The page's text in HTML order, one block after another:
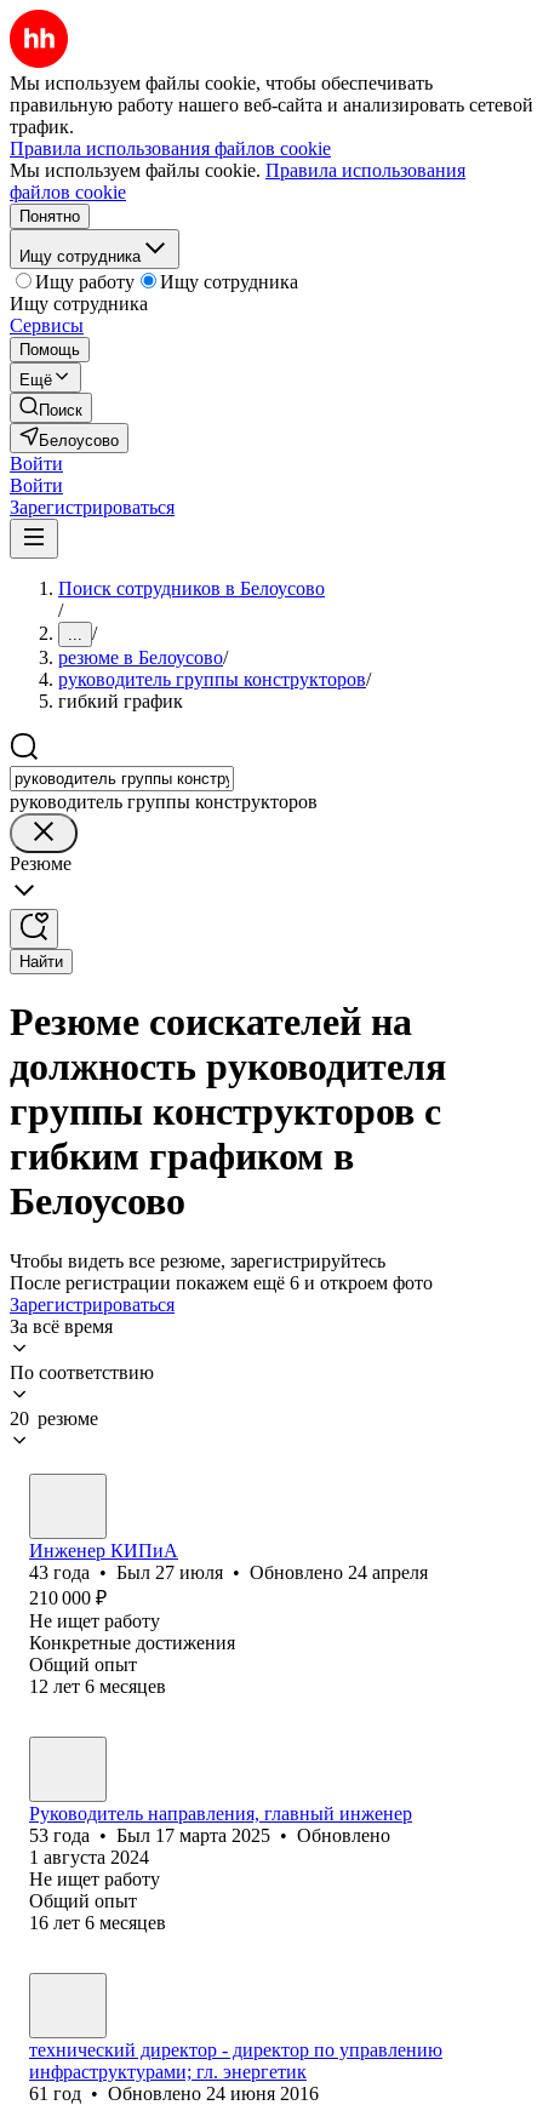
Мы используем файлы cookie, чтобы обеспечивать
правильную работу нашего веб-сайта и анализировать сетевой
трафик.
Правила использования файлов cookie
Мы используем файлы cookie. Правила использования
файлов cookie
Понятно
Ищу сотрудника
Ищу работу
Ищу сотрудника
Ищу сотрудника
Сервисы
Помощь
Ещё
Поиск
Белоусово
Войти
Войти
Зарегистрироваться
Поиск сотрудников в Белоусово
/
... /
резюме в Белоусово/
руководитель группы конструкторов/
гибкий график
руководитель группы конструкторов
Резюме
Найти
Резюме соискателей на
должность руководителя
группы конструкторов с
гибким графиком в
Белоусово
Чтобы видеть все резюме, зарегистрируйтесь
После регистрации покажем ещё 6 и откроем фото
Зарегистрироваться
За всё время
По соответствию
20 резюме
Инженер КИПиА
43 года • Был 27 июля • Обновлено 24 апреля
210 000 ₽
Не ищет работу
Конкретные достижения
Общий опыт
12 лет 6 месяцев
Руководитель направления, главный инженер
53 года • Был 17 марта 2025 • Обновлено
1 августа 2024
Не ищет работу
Общий опыт
16 лет 6 месяцев
технический директор - директор по управлению
инфраструктурами; гл. энергетик
61 год • Обновлено 24 июня 2016